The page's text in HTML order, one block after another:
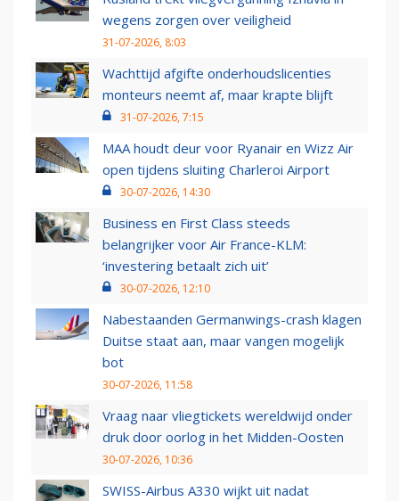
wegens zorgen over veiligheid
31-07-2026, 8:03
Wachttijd afgifte onderhoudslicenties
monteurs neemt af, maar krapte blijft
31-07-2026, 7:15
MAA houdt deur voor Ryanair en Wizz Air
open tijdens sluiting Charleroi Airport
30-07-2026, 14:30
Business en First Class steeds
belangrijker voor Air France-KLM:
‘investering betaalt zich uit’
30-07-2026, 12:10
Nabestaanden Germanwings-crash klagen
Duitse staat aan, maar vangen mogelijk
bot
30-07-2026, 11:58
Vraag naar vliegtickets wereldwijd onder
druk door oorlog in het Midden-Oosten
30-07-2026, 10:36
SWISS-Airbus A330 wijkt uit nadat